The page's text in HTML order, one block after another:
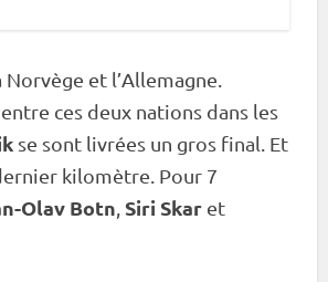
et l’Allemagne.
ces deux nations dans les
se sont livrées un gros final. Et
kilomètre. Pour 7
Olav Botn Siri Skar et